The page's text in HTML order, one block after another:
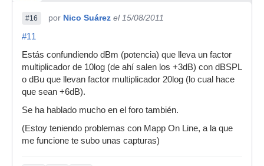
#16 por Nico Suárez el 15/08/2011
#11
Estás confundiendo dBm (potencia) que lleva un factor
multiplicador de 10log (de ahí salen los +3dB) con dBSPL
o dBu que llevan factor multiplicador 20log (lo cual hace
que sean +6dB).
Se ha hablado mucho en el foro también.
(Estoy teniendo problemas con Mapp On Line, a la que
me funcione te subo unas capturas)